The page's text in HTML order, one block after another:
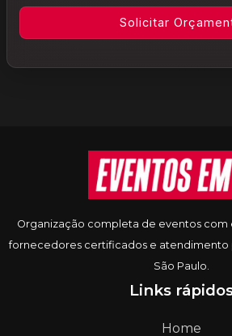
Informações do
Organização completa de eventos com
fornecedores certificados e atendimento
São Paulo.
Links
Home